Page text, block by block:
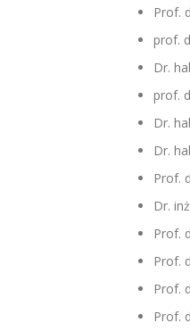
Prof.
prof.
Dr.
prof.
Dr.
Dr.
Prof.
Dr.
Prof.
Prof.
Prof.
Prof.